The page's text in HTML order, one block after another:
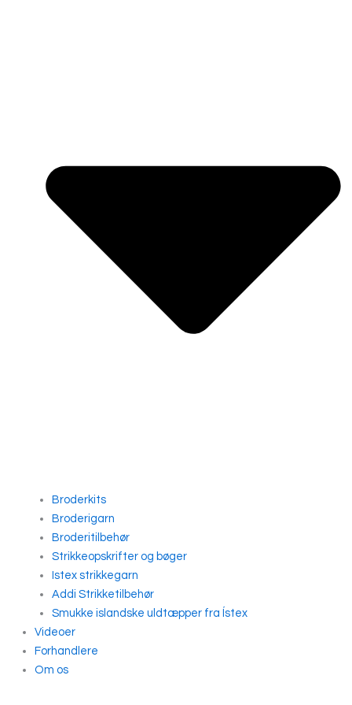
Broderkits
Broderigarn
Broderitilbehør
Strikkeopskrifter og bøger
Istex strikkegarn
Addi Strikketilbehør
Smukke islandske uldtæpper fra Ístex
Videoer
Forhandlere
Om os